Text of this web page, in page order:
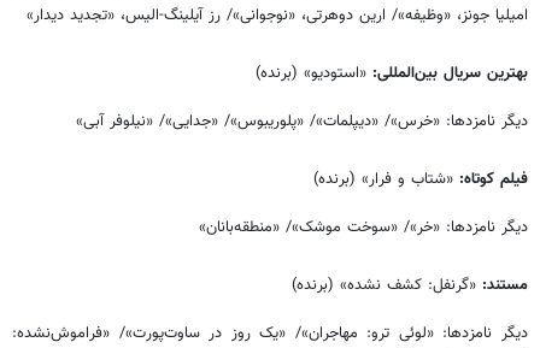
امیلیا جونز، «وظیفه»/ ارین دوهرتی، «نوجوانی»/ رز آیلینگ-الیس، «تجدید دیدار»
بهترین سریال بین‌المللی: «استودیو» (برنده)
دیگر نامزدها: «خرس»/ «دیپلمات»/ «پلوریبوس»/ «جدایی»/ «نیلوفر آبی»
فیلم کوتاه: «شتاب و فرار» (برنده)
دیگر نامزدها: «خر»/ «سوخت موشک»/ «منطقه‌بانان»
مستند: «گرنفل: کشف نشده» (برنده)
دیگر نامزدها: «لوئی ترو: مهاجران»/ «یک روز در ساوت‌پورت»/ «فراموش‌نشده: